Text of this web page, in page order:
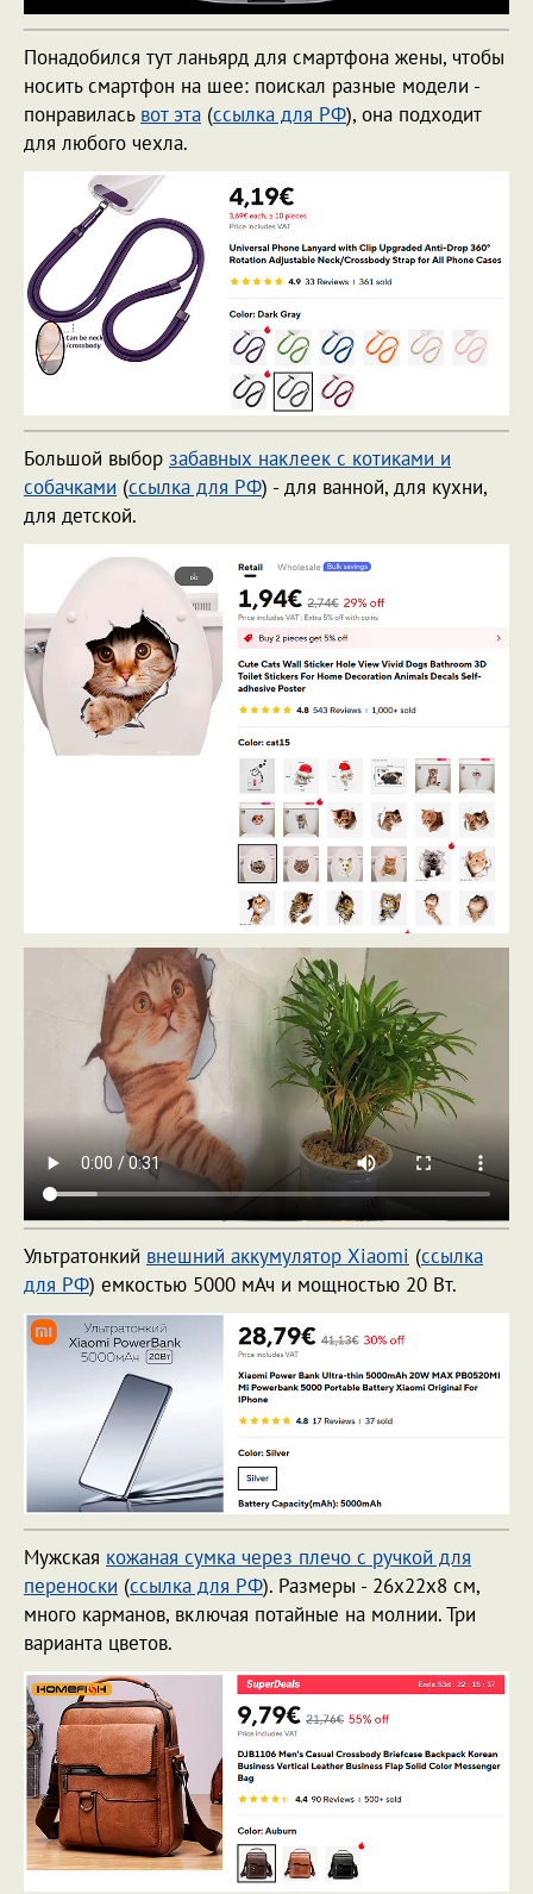
Понадобился тут ланьярд для смартфона жены, чтобы
носить смартфон на шее: поискал разные модели -
понравилась вот эта (ссылка для РФ), она подходит
для любого чехла.
Большой выбор забавных наклеек с котиками и
собачками (ссылка для РФ) - для ванной, для кухни,
для детской.
Ультратонкий внешний аккумулятор Xiaomi (ссылка
для РФ) емкостью 5000 мАч и мощностью 20 Вт.
Мужская кожаная сумка через плечо с ручкой для
переноски (ссылка для РФ). Размеры - 26х22х8 см,
много карманов, включая потайные на молнии. Три
варианта цветов.